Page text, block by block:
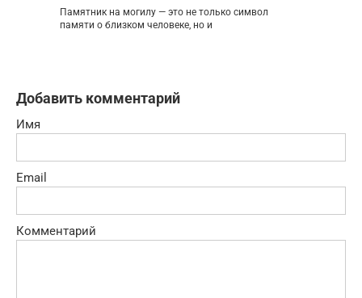
Памятник на могилу — это не только символ
памяти о близком человеке, но и
Добавить комментарий
Имя
Email
Комментарий